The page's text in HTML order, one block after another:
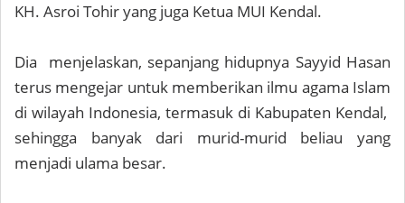
KH. Asroi Tohir yang juga Ketua MUI Kendal.
Dia menjelaskan, sepanjang hidupnya Sayyid Hasan
terus mengejar untuk memberikan ilmu agama Islam
di wilayah Indonesia, termasuk di Kabupaten Kendal,
sehingga banyak dari murid-murid beliau yang
menjadi ulama besar.